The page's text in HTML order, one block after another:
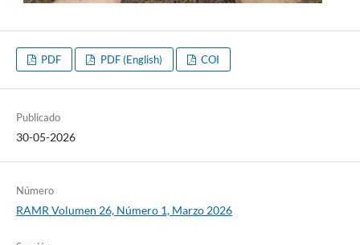
PDF PDF (English) COI
Publicado
30-05-2026
Número
RAMR Volumen 26, Número 1, Marzo 2026